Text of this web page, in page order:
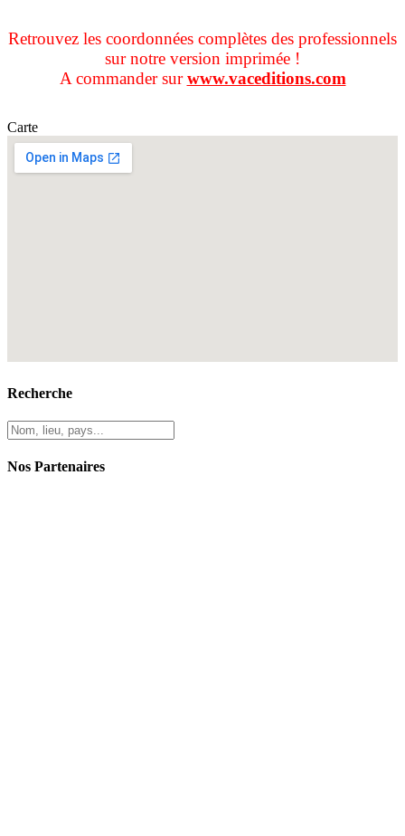
Retrouvez les coordonnées complètes des professionnels
sur notre version imprimée !
A commander surwww.vaceditions.com
Carte
Recherche
Nos Partenaires